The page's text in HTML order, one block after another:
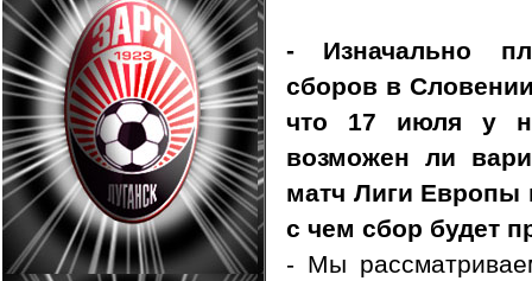
- Изначально
сборов в
что 17 июля у
возможен ли
матч Лиги Европы
с чем сбор будет
- Мы